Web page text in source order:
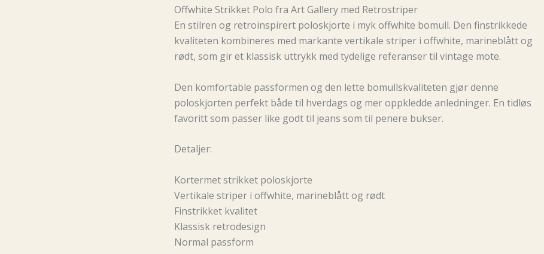
Offwhite Strikket Polo fra Art Gallery med Retrostriper
En stilren og retroinspirert poloskjorte i myk offwhite bomull. Den finstrikkede
kvaliteten kombineres med markante vertikale striper i offwhite, marineblått og
rødt, som gir et klassisk uttrykk med tydelige referanser til vintage mote.
Den komfortable passformen og den lette bomullskvaliteten gjør denne
poloskjorten perfekt både til hverdags og mer oppkledde anledninger. En tidløs
favoritt som passer like godt til jeans som til penere bukser.
Detaljer:
Kortermet strikket poloskjorte
Vertikale striper i offwhite, marineblått og rødt
Finstrikket kvalitet
Klassisk retrodesign
Normal passform